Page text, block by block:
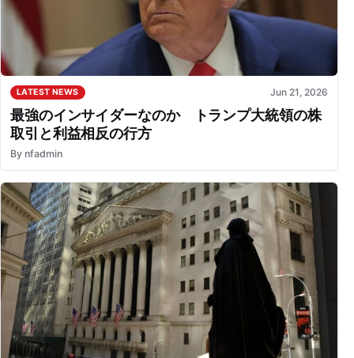
LATEST NEWS Jun 21, 2026
最強のインサイダーなのか トランプ大統領の株
取引と利益相反の行方
By nfadmin